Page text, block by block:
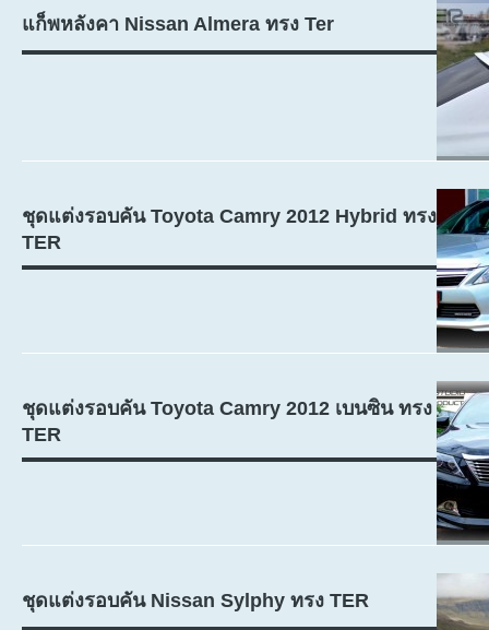
แก็พหลังคา Nissan Almera ทรง Ter
ชุดแต่งรอบคัน Toyota Camry 2012 Hybrid ทรง
TER
ชุดแต่งรอบคัน Toyota Camry 2012 เบนซิน ทรง
TER
ชุดแต่งรอบคัน Nissan Sylphy ทรง TER